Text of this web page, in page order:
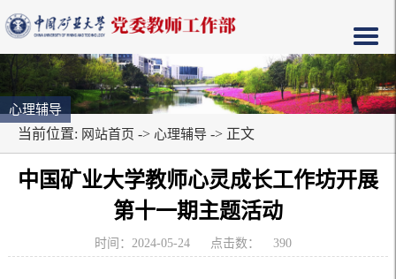
心理辅导
当前位置: 网站首页 -> 心理辅导 -> 正文
中国矿业大学教师心灵成长工作坊开展
第十一期主题活动
时间：2024-05-24 点击数： 390